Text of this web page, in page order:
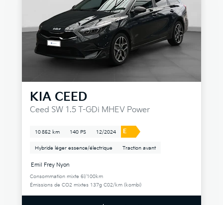
KIA CEED
Ceed SW 1.5 T-GDi MHEV Power
10 852 km 140 PS 12/2024 E
Hybride léger essence/électrique Traction avant
Emil Frey Nyon
Consommation mixte 6l/100km
Émissions de CO2 mixtes 137g C02/km (kombi)